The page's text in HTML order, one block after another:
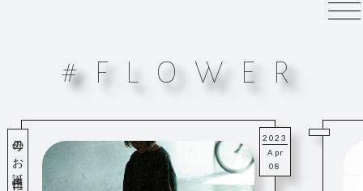
# F L O W E R
2023
Apr
08
母のお誕生日に